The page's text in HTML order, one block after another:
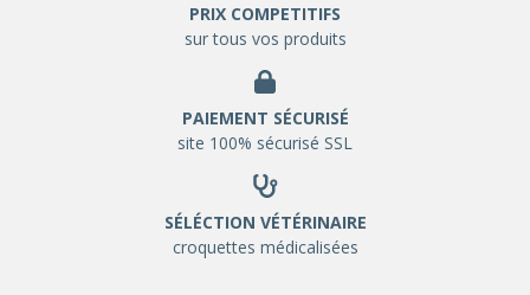
PRIX COMPETITIFS
sur tous vos produits
PAIEMENT SÉCURISÉ
site 100% sécurisé SSL
SÉLÉCTION VÉTÉRINAIRE
croquettes médicalisées